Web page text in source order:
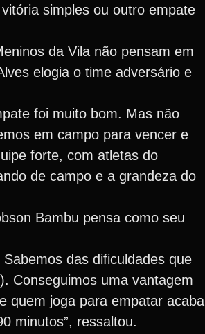
simples ou outro empate
da Vila não pensam em
elogia o time adversário e
foi muito bom. Mas não
em campo para vencer e
forte, com atletas do
de campo e a grandeza do
Bambu pensa como seu
das dificuldades que
Conseguimos uma vantagem
quem joga para empatar acaba
minutos”, ressaltou.